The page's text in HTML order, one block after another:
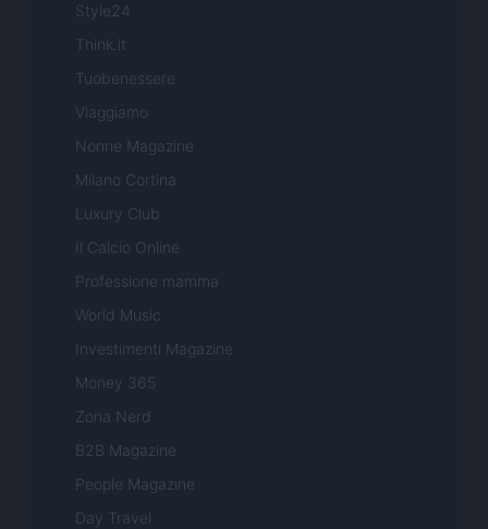
Style24
Think.it
Tuobenessere
Viaggiamo
Nonne Magazine
Milano Cortina
Luxury Club
Il Calcio Online
Professione mamma
World Music
Investimenti Magazine
Money 365
Zona Nerd
B2B Magazine
People Magazine
Day Travel